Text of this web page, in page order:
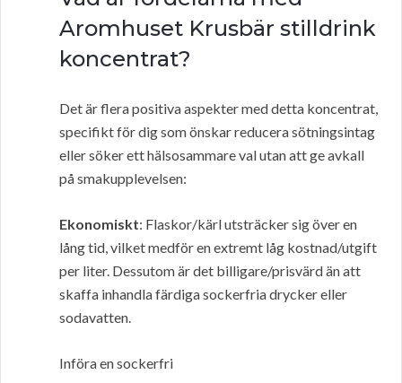
Aromhuset Krusbär stilldrink
koncentrat?
Det är flera positiva aspekter med detta koncentrat,
specifikt för dig som önskar reducera sötningsintag
eller söker ett hälsosammare val utan att ge avkall
på smakupplevelsen:
Ekonomiskt: Flaskor/kärl utsträcker sig över en
lång tid, vilket medför en extremt låg kostnad/utgift
per liter. Dessutom är det billigare/prisvärd än att
skaffa inhandla färdiga sockerfria drycker eller
sodavatten.
Införa en sockerfri